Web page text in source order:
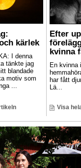
kärlek
I denna
tänkte jag
blandade
motiv som
...
Efter
kvinna
En kvinna
har fått
Lä...
Visa